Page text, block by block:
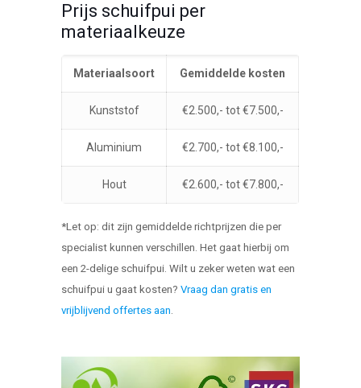
Prijs schuifpui per
materiaalkeuze
Materiaalsoort Gemiddelde kosten
Kunststof €2.500,- tot €7.500,-
Aluminium €2.700,- tot €8.100,-
Hout €2.600,- tot €7.800,-
*Let op: dit zijn gemiddelde richtprijzen die per
specialist kunnen verschillen. Het gaat hierbij om
een 2-delige schuifpui. Wilt u zeker weten wat een
schuifpui u gaat kosten?Vraag dan gratis en
vrijblijvend offertes aan